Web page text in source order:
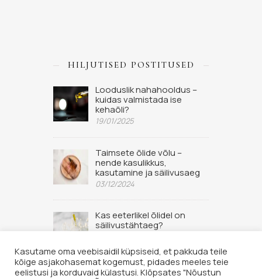
HILJUTISED POSTITUSED
Looduslik nahahooldus –
kuidas valmistada ise
kehaõli?
19/01/2025
Taimsete õlide võlu –
nende kasulikkus,
kasutamine ja säilivusaeg
03/12/2024
Kas eeterlikel õlidel on
säilivustähtaeg?
Kasutame oma veebisaidil küpsiseid, et pakkuda teile
kõige asjakohasemat kogemust, pidades meeles teie
eelistusi ja korduvaid külastusi. Klõpsates "Nõustun